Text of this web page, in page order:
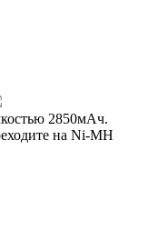
2850мАч.
на Ni-MH